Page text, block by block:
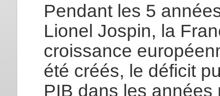
Pendant les 5
Lionel Jospin, la
croissance
été créés, le déficit
PIB dans les années